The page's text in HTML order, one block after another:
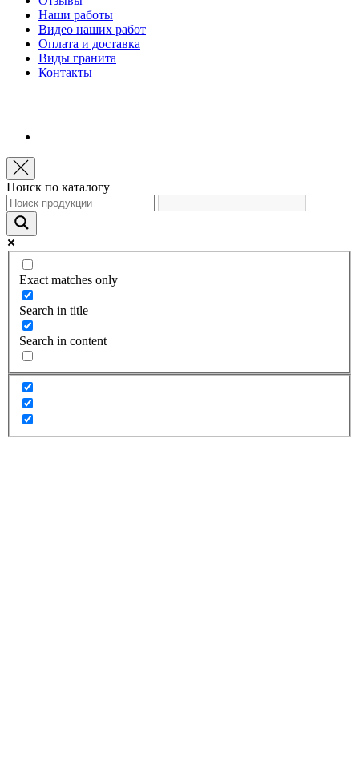
Наши работы
Видео наших работ
Оплата и доставка
Виды гранита
Контакты
Поиск по каталогу
Exact matches only
Search in title
Search in content